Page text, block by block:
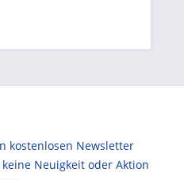
kostenlosen Newsletter
Neuigkeit oder Aktion